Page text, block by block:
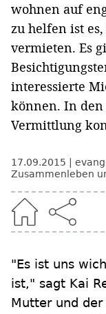
wohnen auf
zu helfen ist
vermieten. Es
interessierte
können. In
Vermittlung
17.09.2015
Zusammenleben
"Es ist uns
ist," sagt Kai
Mutter und der